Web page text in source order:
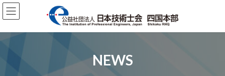
コ
ン
ン
ナ
ビ
ー
NEWS